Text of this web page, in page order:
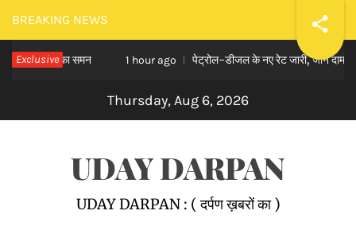
Skip
to
content
BREAKING NEWS
Exclusive
का समन 1 hour ago पेट्रोल-डीजल के नए रेट जारी, जाने दाम
Thursday, Aug 6, 2026
UDAY DARPAN
UDAY DARPAN : ( दर्पण ख़बरों का )